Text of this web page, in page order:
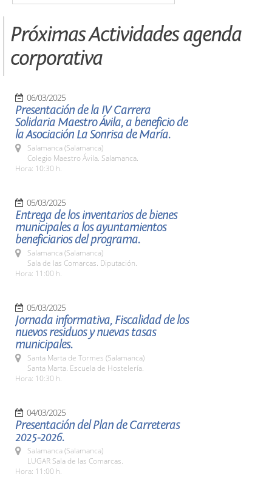
Próximas Actividades agenda
corporativa
06/03/2025
Presentación de la IV Carrera
Solidaria Maestro Ávila, a beneficio de
la Asociación La Sonrisa de María.
Salamanca (Salamanca)
Colegio Maestro Ávila. Salamanca.
Hora: 10:30 h.
05/03/2025
Entrega de los inventarios de bienes
municipales a los ayuntamientos
beneficiarios del programa.
Salamanca (Salamanca)
Sala de las Comarcas. Diputación.
Hora: 11:00 h.
05/03/2025
Jornada informativa, Fiscalidad de los
nuevos residuos y nuevas tasas
municipales.
Santa Marta de Tormes (Salamanca)
Santa Marta. Escuela de Hostelería.
Hora: 10:30 h.
04/03/2025
Presentación del Plan de Carreteras
2025-2026.
Salamanca (Salamanca)
LUGAR Sala de las Comarcas.
Hora: 11:00 h.